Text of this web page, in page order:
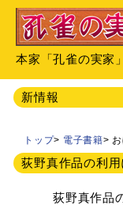
本家「孔雀の実家
トップ> 電子書籍>
荻野真作品の利用
荻野真作品
新情報